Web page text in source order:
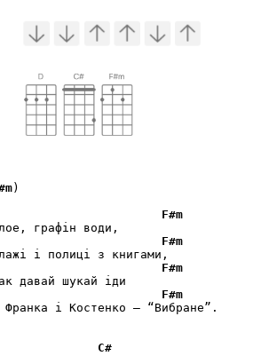
)
F#m
F#m
F#m
F#m
і Костенко – “Вибране”.
C#